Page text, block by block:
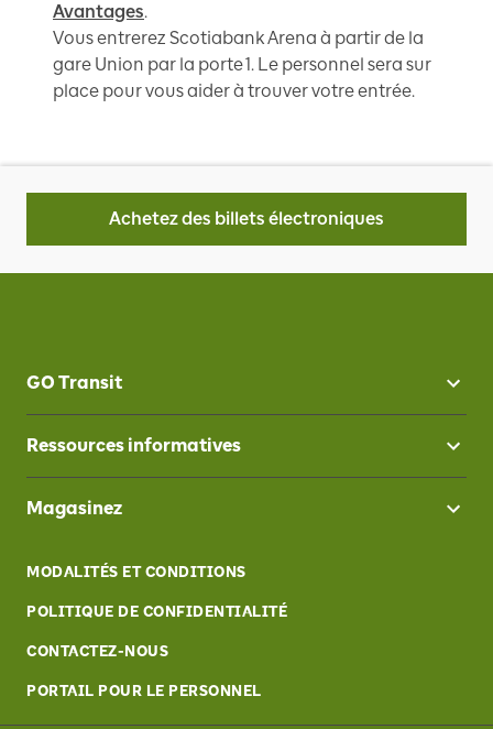
Avantages.
Vous entrerez Scotiabank Arena à partir de la
gare Union par la porte 1. Le personnel sera sur
place pour vous aider à trouver votre entrée.
Achetez des billets électroniques
GO Transit
Ressources informatives
Magasinez
MODALITÉS ET CONDITIONS
POLITIQUE DE CONFIDENTIALITÉ
CONTACTEZ-NOUS
PORTAIL POUR LE PERSONNEL